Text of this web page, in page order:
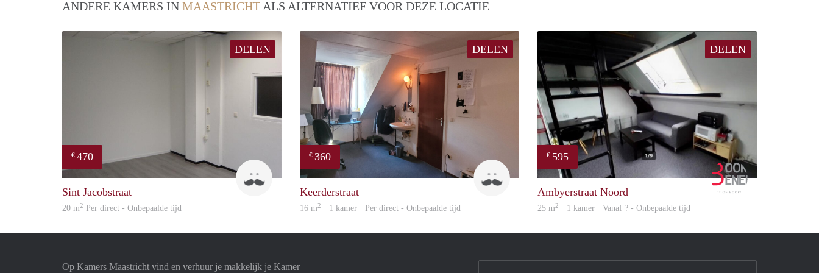
ANDERE KAMERS IN MAASTRICHT ALS ALTERNATIEF VOOR DEZE LOCATIE
DELEN
€ 470
Sint Jacobstraat
20 m2 Per direct - Onbepaalde tijd
DELEN
€ 360
Keerderstraat
16 m2 · 1 kamer · Per direct - Onbepaalde tijd
DELEN
€ 595
Booking Benefits
Ambyerstraat Noord
25 m2 · 1 kamer · Vanaf ? - Onbepaalde tijd
Op Kamers Maastricht vind en verhuur je makkelijk je Kamer